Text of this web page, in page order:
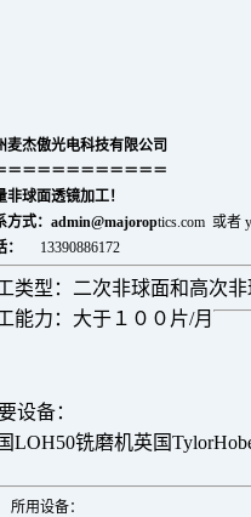
麦杰傲光电科技有限公司
＝＝＝＝＝＝＝＝＝＝＝
非球面透镜加工！
方式： admin@majoroptics.com 或者
：
13390886172
类型：二次非球面和高次非
能力：大于１００片/月
设备：
LOH50铣磨机英国
用设备：